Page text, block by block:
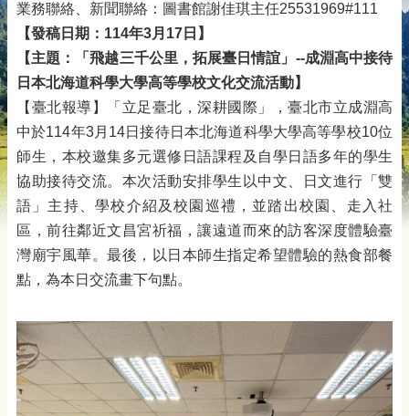
業務聯絡、新聞聯絡：圖書館謝佳琪主任25531969#111
【發稿日期：114年3月17日】
【主題：「飛越三千公里，拓展臺日情誼」--成淵高中接待
日本北海道科學大學高等學校文化交流活動】
【臺北報導】「立足臺北，深耕國際」，臺北市立成淵高
中於114年3月14日接待日本北海道科學大學高等學校10位
師生，本校邀集多元選修日語課程及自學日語多年的學生
協助接待交流。本次活動安排學生以中文、日文進行「雙
語」主持、學校介紹及校園巡禮，並踏出校園、走入社
區，前往鄰近文昌宮祈福，讓遠道而來的訪客深度體驗臺
灣廟宇風華。最後，以日本師生指定希望體驗的熱食部餐
點，為本日交流畫下句點。